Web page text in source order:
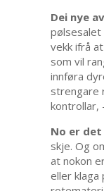
Dei nye
pølsesalet
vekk ifrå
som vil
innføra
strengare
kontrollar,
No er
skje. Og
at nokon
eller